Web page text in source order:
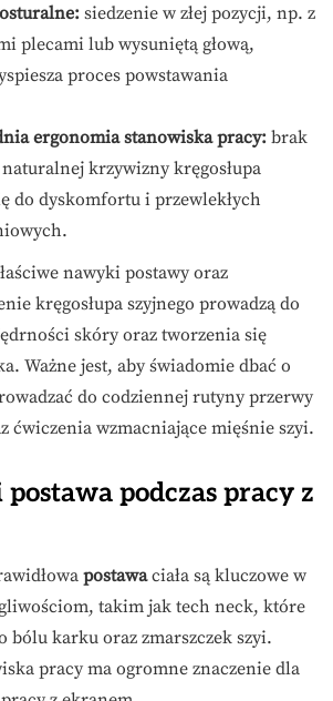
siedzenie w złej pozycji, np. z
plecami lub wysuniętą głową,
proces powstawania
ergonomia stanowiska pracy: brak
krzywizny kręgosłupa
do dyskomfortu i przewlekłych
nawyki postawy oraz
kręgosłupa szyjnego prowadzą do
skóry oraz tworzenia się
Ważne jest, aby świadomie dbać o
do codziennej rutyny przerwy
ćwiczenia wzmacniające mięśnie szyi.
podczas pracy z
postawaciała są kluczowe w
takim jak tech neck, które
bólu karku oraz zmarszczek szyi.
pracy ma ogromne znaczenie dla